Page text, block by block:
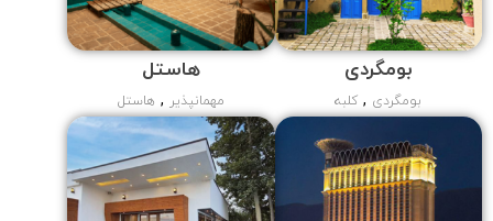
بومگردی
بومگردی , کلبه
هاستل
مهمانپذیر , هاستل